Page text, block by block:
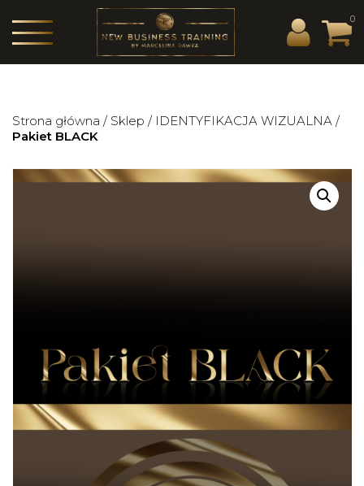
0
Strona główna / Sklep / IDENTYFIKACJA WIZUALNA /
Pakiet BLACK